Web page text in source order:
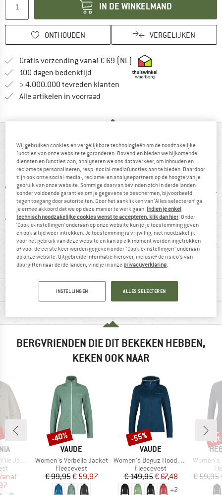
IN DE WINKELMAND
ONTHOUDEN VERGELIJKEN
Gratis verzending vanaf € 69 (NL) Vind hier de
100 dagen bedenktijd Vind de betalingsinformatie hier!
> 4.000.000 tevreden klanten
Alle artikelen in voorraad
Warm dames fleecejack om te wandelen
91% raadt het aan Polartec
MATERIAALGEGEVENS & KENMERKEN
BERGVRIENDEN DIE DIT BEKEKEN HEBBEN,
KEKEN OOK NAAR
Jacket
prijs
MERK
VAUDE
Artikel
Women's Verbella Jacket
Productgroep
Fleecevest
Prijs
€ 99,95Verlaagde prijs
€ 59,97
Korting
-40%
MERK
VAUDE
Artikel
Women's Beguz Hoody Jacket
Productgroep
Fleecevest
Prijs
€ 149,95Verlaagde prijs
€ 67,48
+2
Korting
-55%
Artikel
Women's
€ 59,95
tot
Wij gebruiken cookies en vergelijkbare technologieën om de noodzakelijke
functies van onze website te garanderen. Bovendien bieden we bijkomende
diensten en functies aan, analyseren we ons dataverkeer, om inhouden en
reclame te personaliseren, resp. social-mediafuncties aan te bieden. Daardoor
zijn ook onze social-media-, reclame- en analysepartners op de hoogte van je
gebruik van onze website. Sommige daarvan bevinden zich in derde landen
zonder voldoende garanties om je gegevens te beschermen, bijvoorbeeld
tegen toegang door autoriteiten. Door het aanklikken van ‘Alles selecteren’ ga
je ermee akkoord dat we op deze manier te werk gaan. Indien je enkel
technisch noodzakelijke cookies wenst te accepteren, klik dan hier. Onder
‘Cookie-instellingen’ onderaan op onze website kun je je toestemming geven
en ook altijd weer intrekken. Je toestemming is vrijwillig, niet noodzakelijk
voor het gebruik van deze website en kan op elk moment worden ingetrokken
of voor de eerste keer worden gegeven onder "Cookie-instellingen" onderaan
op onze website. Uitgebreide informatie hierover, inclusief de risico's van
doorgiften naar derde landen, vind je in onze privacyverklaring.
INSTELLINGEN ALLES SELECTEREN